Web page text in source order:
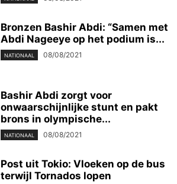
Bronzen Bashir Abdi: “Samen met
Abdi Nageeye op het podium is...
NATIONAAL 08/08/2021
Bashir Abdi zorgt voor
onwaarschijnlijke stunt en pakt
brons in olympische...
NATIONAAL 08/08/2021
Post uit Tokio: Vloeken op de bus
terwijl Tornados lopen